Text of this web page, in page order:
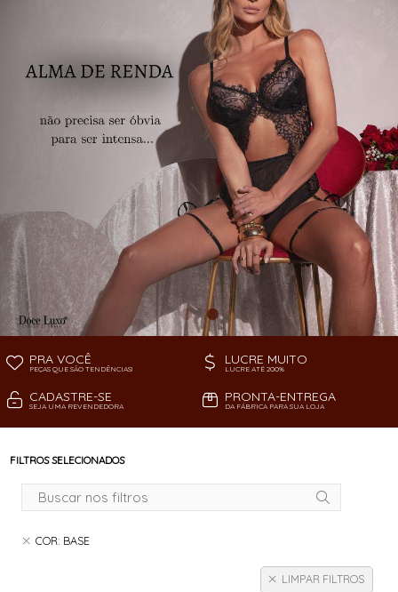
TODOS DE PEÇAS AVULSAS
PRA VOCÊ
PEÇAS QUE SÃO TENDÊNCIAS!
LUCRE MUITO
LUCRE ATÉ 200%
CADASTRE-SE
SEJA UMA REVENDEDORA
PRONTA-ENTREGA
DA FÁBRICA PARA SUA LOJA
FILTROS SELECIONADOS
COR: BASE
LIMPAR FILTROS